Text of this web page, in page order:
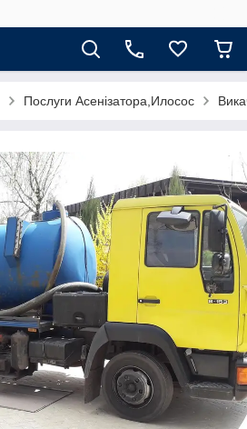
Послуги Асенізатора,Илосос